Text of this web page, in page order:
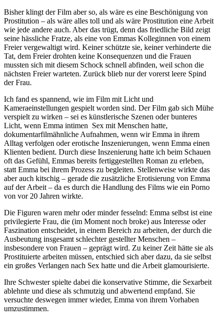
Bisher klingt der Film aber so, als wäre es eine Beschönigung von
Prostitution – als wäre alles toll und als wäre Prostitution eine Arbeit
wie jede andere auch. Aber das trügt, denn das friedliche Bild zeigt
seine hässliche Fratze, als eine von Emmas Kolleginnen von einem
Freier vergewaltigt wird. Keiner schützte sie, keiner verhinderte die
Tat, dem Freier drohten keine Konsequenzen und die Frauen
mussten sich mit diesem Schock schnell abfinden, weil schon die
nächsten Freier warteten. Zurück blieb nur der vorerst leere Spind
der Frau.
Ich fand es spannend, wie im Film mit Licht und
Kameraeinstellungen gespielt worden sind. Der Film gab sich Mühe
verspielt zu wirken – sei es künstlerische Szenen oder bunteres
Licht, wenn Emma intimen Sex mit Menschen hatte,
dokumentarfilmähnliche Aufnahmen, wenn wir Emma in ihrem
Alltag verfolgen oder erotische Inszenierungen, wenn Emma einen
Klienten bedient. Durch diese Inszenierung hatte ich beim Schauen
oft das Gefühl, Emmas bereits fertiggestellten Roman zu erleben,
statt Emma bei ihrem Prozess zu begleiten. Stellenweise wirkte das
aber auch kitschig – gerade die zusätzliche Erotisierung von Emma
auf der Arbeit – da es durch die Handlung des Films wie ein Porno
von vor 20 Jahren wirkte.
Die Figuren waren mehr oder minder fesselnd: Emma selbst ist eine
privilegierte Frau, die (im Moment noch broke) aus Interesse oder
Faszination entscheidet, in einem Bereich zu arbeiten, der durch die
Ausbeutung insgesamt schlechter gestellter Menschen –
insbesondere von Frauen – geprägt wird. Zu keiner Zeit hätte sie als
Prostituierte arbeiten müssen, entschied sich aber dazu, da sie selbst
ein großes Verlangen nach Sex hatte und die Arbeit glamourisierte.
Ihre Schwester spielte dabei die konservative Stimme, die Sexarbeit
ablehnte und diese als schmutzig und abwertend empfand. Sie
versuchte deswegen immer wieder, Emma von ihrem Vorhaben
umzustimmen.